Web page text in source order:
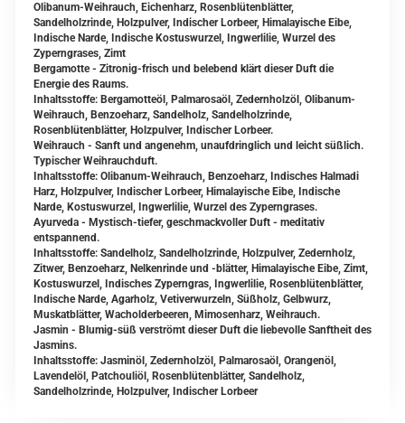
Olibanum-Weihrauch, Eichenharz, Rosenblütenblätter,
Sandelholzrinde, Holzpulver, Indischer Lorbeer, Himalayische Eibe,
Indische Narde, Indische Kostuswurzel, Ingwerlilie, Wurzel des
Zyperngrases, Zimt
Bergamotte - Zitronig-frisch und belebend klärt dieser Duft die
Energie des Raums.
Inhaltsstoffe: Bergamotteöl, Palmarosaöl, Zedernholzöl, Olibanum-
Weihrauch, Benzoeharz, Sandelholz, Sandelholzrinde,
Rosenblütenblätter, Holzpulver, Indischer Lorbeer.
Weihrauch - Sanft und angenehm, unaufdringlich und leicht süßlich.
Typischer Weihrauchduft.
Inhaltsstoffe: Olibanum-Weihrauch, Benzoeharz, Indisches Halmadi
Harz, Holzpulver, Indischer Lorbeer, Himalayische Eibe, Indische
Narde, Kostuswurzel, Ingwerlilie, Wurzel des Zyperngrases.
Ayurveda - Mystisch-tiefer, geschmackvoller Duft - meditativ
entspannend.
Inhaltsstoffe: Sandelholz, Sandelholzrinde, Holzpulver, Zedernholz,
Zitwer, Benzoeharz, Nelkenrinde und -blätter, Himalayische Eibe, Zimt,
Kostuswurzel, Indisches Zyperngras, Ingwerlilie, Rosenblütenblätter,
Indische Narde, Agarholz, Vetiverwurzeln, Süßholz, Gelbwurz,
Muskatblätter, Wacholderbeeren, Mimosenharz, Weihrauch.
Jasmin - Blumig-süß verströmt dieser Duft die liebevolle Sanftheit des
Jasmins.
Inhaltsstoffe: Jasminöl, Zedernholzöl, Palmarosaöl, Orangenöl,
Lavendelöl, Patchouliöl, Rosenblütenblätter, Sandelholz,
Sandelholzrinde, Holzpulver, Indischer Lorbeer